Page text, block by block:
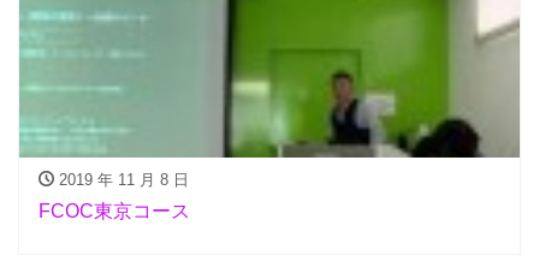
2019 年 11 月 8 日
FCOC東京コース